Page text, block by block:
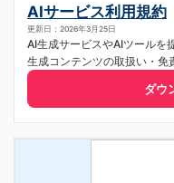
AIサービス利用規約
更新日：2026年3月25日
AI生成サービスやAIツールを
生成コンテンツの取扱い・免
ダウ